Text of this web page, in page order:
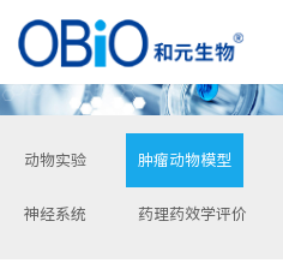
动物实验 肿瘤动物模型
神经系统 药理药效学评价